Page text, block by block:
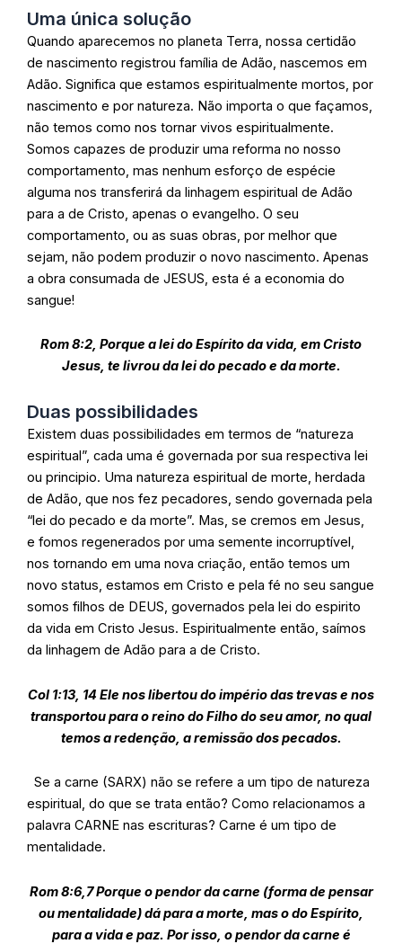
Uma única solução
Quando aparecemos no planeta Terra, nossa certidão
de nascimento registrou família de Adão, nascemos em
Adão. Significa que estamos espiritualmente mortos, por
nascimento e por natureza. Não importa o que façamos,
não temos como nos tornar vivos espiritualmente.
Somos capazes de produzir uma reforma no nosso
comportamento, mas nenhum esforço de espécie
alguma nos transferirá da linhagem espiritual de Adão
para a de Cristo, apenas o evangelho. O seu
comportamento, ou as suas obras, por melhor que
sejam, não podem produzir o novo nascimento. Apenas
a obra consumada de JESUS, esta é a economia do
sangue!
Rom 8:2, Porque a lei do Espírito da vida, em Cristo
Jesus, te livrou da lei do pecado e da morte.
Duas possibilidades
Existem duas possibilidades em termos de “natureza
espiritual”, cada uma é governada por sua respectiva lei
ou principio. Uma natureza espiritual de morte, herdada
de Adão, que nos fez pecadores, sendo governada pela
“lei do pecado e da morte”. Mas, se cremos em Jesus,
e fomos regenerados por uma semente incorruptível,
nos tornando em uma nova criação, então temos um
novo status, estamos em Cristo e pela fé no seu sangue
somos filhos de DEUS, governados pela lei do espirito
da vida em Cristo Jesus. Espiritualmente então, saímos
da linhagem de Adão para a de Cristo.
Col 1:13, 14 Ele nos libertou do império das trevas e nos
transportou para o reino do Filho do seu amor, no qual
temos a redenção, a remissão dos pecados.
Se a carne (SARX) não se refere a um tipo de natureza
espiritual, do que se trata então? Como relacionamos a
palavra CARNE nas escrituras? Carne é um tipo de
mentalidade.
Rom 8:6,7 Porque o pendor da carne (forma de pensar
ou mentalidade) dá para a morte, mas o do Espírito,
para a vida e paz. Por isso, o pendor da carne é